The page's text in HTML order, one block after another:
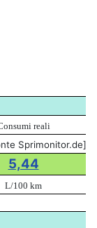
reali
Sprimonitor.de]
5,44
L/100 km